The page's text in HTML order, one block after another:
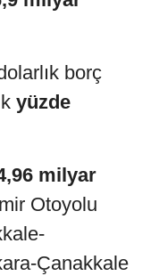
borç
yüzde
milyar
Otoyolu
Çanakkale